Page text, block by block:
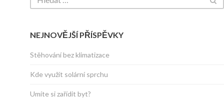
NEJNOVĚJŠÍ PŘÍSPĚVKY
Stěhování bez klimatizace
Kde využít solární sprchu
Umíte si zařídit byt?